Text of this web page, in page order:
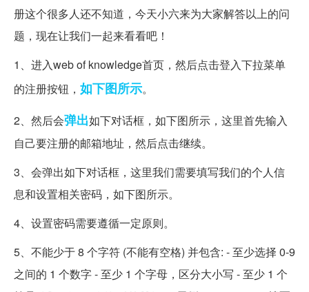
册这个很多人还不知道，今天小六来为大家解答以上的问
题，现在让我们一起来看看吧！
1、进入web of knowledge首页，然后点击登入下拉菜单
的注册按钮， 如下图所示。
2、然后会弹出如下对话框，如下图所示，这里首先输入
自己要注册的邮箱地址，然后点击继续。
3、会弹出如下对话框，这里我们需要填写我们的个人信
息和设置相关密码，如下图所示。
4、设置密码需要遵循一定原则。
5、不能少于 8 个字符 (不能有空格) 并包含: - 至少选择 0-9
之间的 1 个数字 - 至少 1 个字母，区分大小写 - 至少 1 个